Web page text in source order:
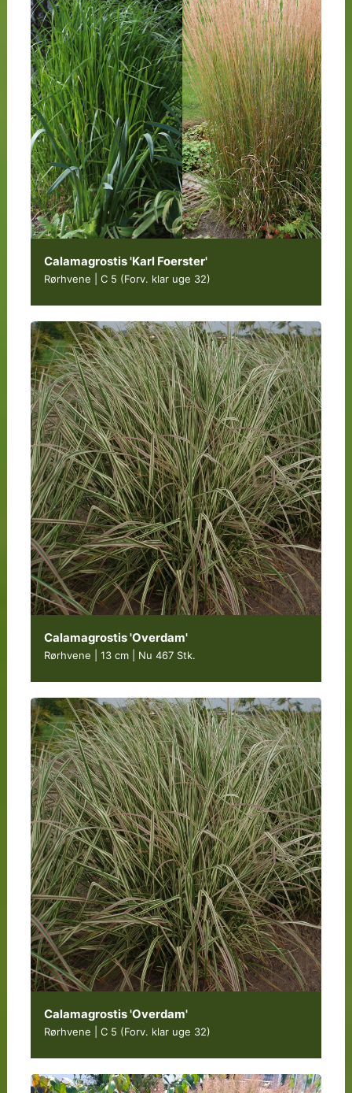
Calamagrostis 'Karl Foerster'
Rørhvene | C 5 (Forv. klar uge 32)
Calamagrostis 'Overdam'
Rørhvene | 13 cm Nu 467 Stk.
Calamagrostis 'Overdam'
Rørhvene | C 5 (Forv. klar uge 32)